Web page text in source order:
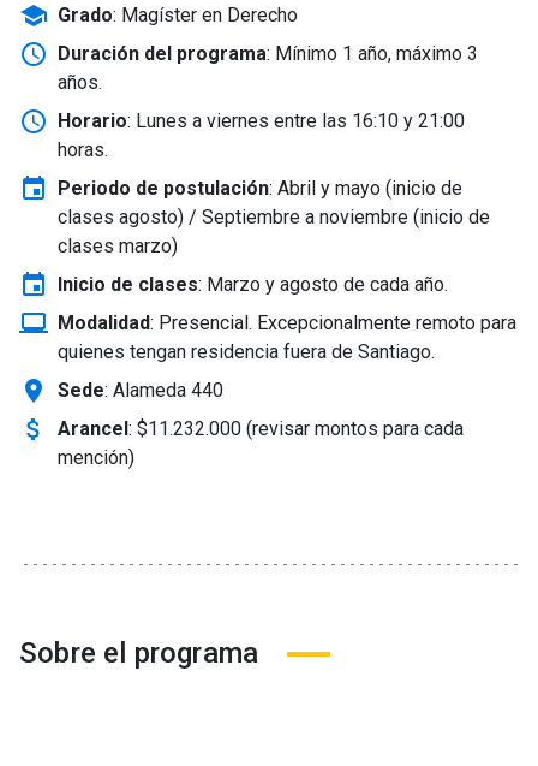
school Grado: Magíster en Derecho
schedule Duración del programa: Mínimo 1 año, máximo 3
años.
schedule Horario: Lunes a viernes entre las 16:10 y 21:00
horas.
event Periodo de postulación: Abril y mayo (inicio de
clases agosto) / Septiembre a noviembre (inicio de
clases marzo)
event Inicio de clases: Marzo y agosto de cada año.
laptop_windows Modalidad: Presencial. Excepcionalmente remoto para
quienes tengan residencia fuera de Santiago.
location_on Sede: Alameda 440
attach_money Arancel: $11.232.000 (revisar montos para cada
mención)
Sobre el programa